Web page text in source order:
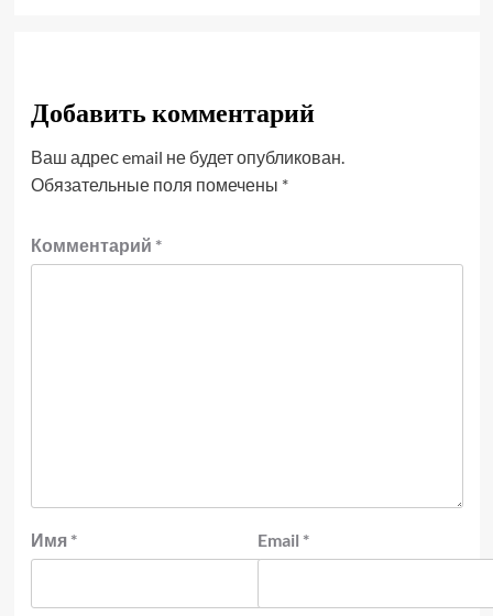
Добавить комментарий
Ваш адрес email не будет опубликован.
Обязательные поля помечены *
Комментарий *
Имя * Email *